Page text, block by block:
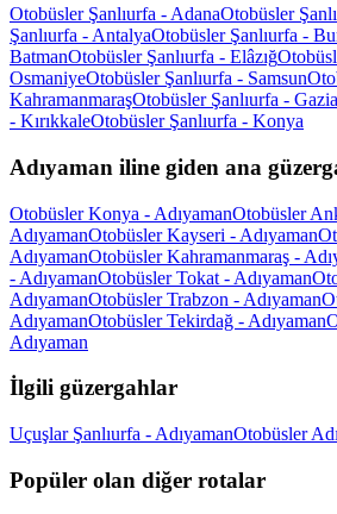
Otobüsler Şanlıurfa - AdanaOtobüsler
Şanlıurfa - AntalyaOtobüsler Şanlıurfa -
BatmanOtobüsler Şanlıurfa - Elâzığ
OsmaniyeOtobüsler Şanlıurfa - Samsun
KahramanmaraşOtobüsler Şanlıurfa -
- KırıkkaleOtobüsler Şanlıurfa - Konya
Adıyaman iline giden ana
Otobüsler Konya - AdıyamanOtobüsler
AdıyamanOtobüsler Kayseri - Adıyaman
AdıyamanOtobüsler Kahramanmaraş -
- AdıyamanOtobüsler Tokat - Adıyaman
AdıyamanOtobüsler Trabzon - Adıyaman
AdıyamanOtobüsler Tekirdağ - Adıyaman
Adıyaman
İlgili güzergahlar
Uçuşlar Şanlıurfa - AdıyamanOtobüsler
Popüler olan diğer rotalar